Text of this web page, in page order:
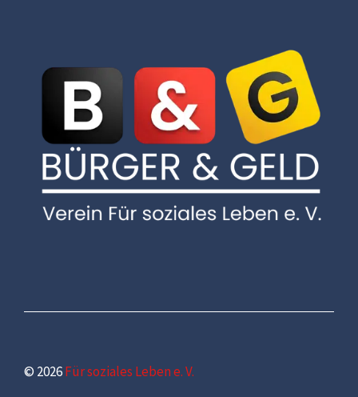
© 2026Für soziales Leben e. V.